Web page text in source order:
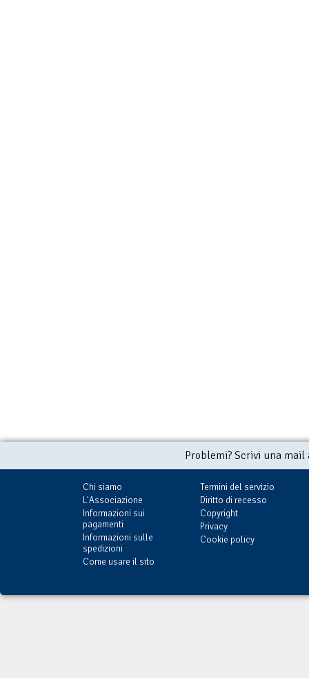
Problemi? Scrivi una
Chi siamo
L'Associazione
Informazioni sui
pagamenti
Informazioni sulle
spedizioni
Come usare il sito
Termini del servizio
Diritto di recesso
Copyright
Privacy
Cookie policy